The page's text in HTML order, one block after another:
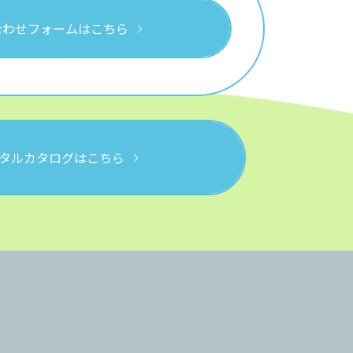
せフォームはこちら
ルカタログはこちら